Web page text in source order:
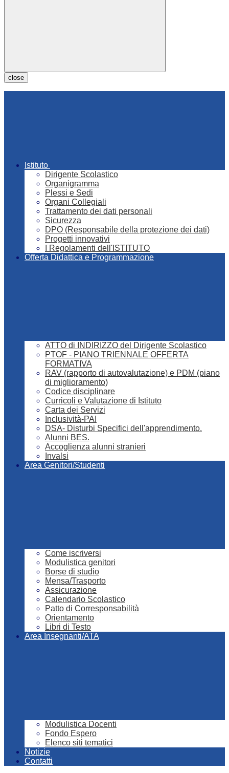
close
Istituto
Dirigente Scolastico
Organigramma
Plessi e Sedi
Organi Collegiali
Trattamento dei dati personali
Sicurezza
DPO (Responsabile della protezione dei dati)
Progetti innovativi
I Regolamenti dell'ISTITUTO
Offerta Didattica e Programmazione
ATTO di INDIRIZZO del Dirigente Scolastico
PTOF - PIANO TRIENNALE OFFERTA
FORMATIVA
RAV (rapporto di autovalutazione) e PDM (piano
di miglioramento)
Codice disciplinare
Curricoli e Valutazione di Istituto
Carta dei Servizi
Inclusività-PAI
DSA- Disturbi Specifici dell'apprendimento.
Alunni BES.
Accoglienza alunni stranieri
Invalsi
Area Genitori/Studenti
Come iscriversi
Modulistica genitori
Borse di studio
Mensa/Trasporto
Assicurazione
Calendario Scolastico
Patto di Corresponsabilità
Orientamento
Libri di Testo
Area Insegnanti/ATA
Modulistica Docenti
Fondo Espero
Elenco siti tematici
Notizie
Contatti